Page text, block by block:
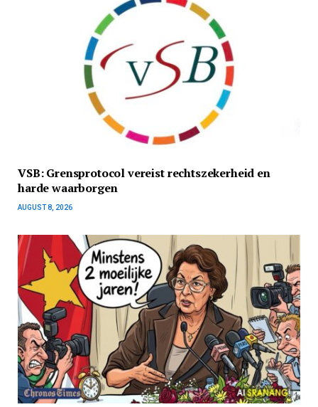
VSB: Grensprotocol vereist rechtszekerheid en
harde waarborgen
AUGUST 8, 2026